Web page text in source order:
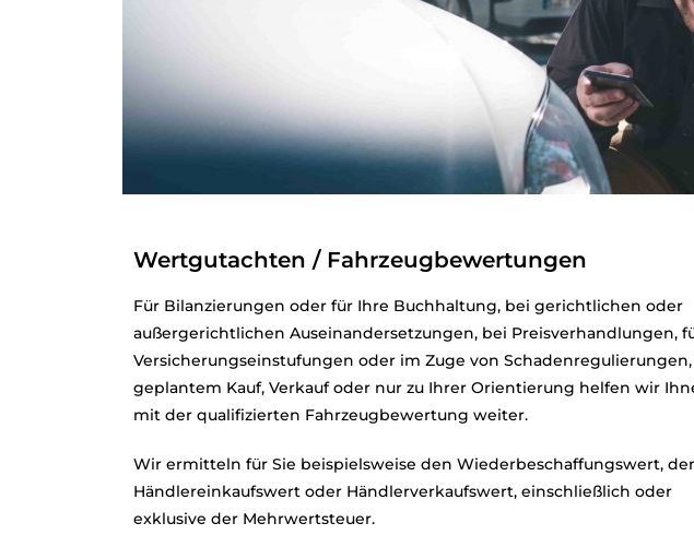
Wertgutachten / Fahrzeugbewertungen
Für Bilanzierungen oder für Ihre Buchhaltung, bei gerichtlichen oder
außergerichtlichen Auseinandersetzungen, bei Preisverhandlungen,
Versicherungseinstufungen oder im Zuge von
geplantem Kauf, Verkauf oder nur zu Ihrer Orientierung helfen wir
mit der qualifizierten Fahrzeugbewertung weiter.
Wir ermitteln für Sie beispielsweise den Wiederbeschaffungswert,
Händlereinkaufswert oder Händlerverkaufswert, einschließlich oder
exklusive der Mehrwertsteuer.